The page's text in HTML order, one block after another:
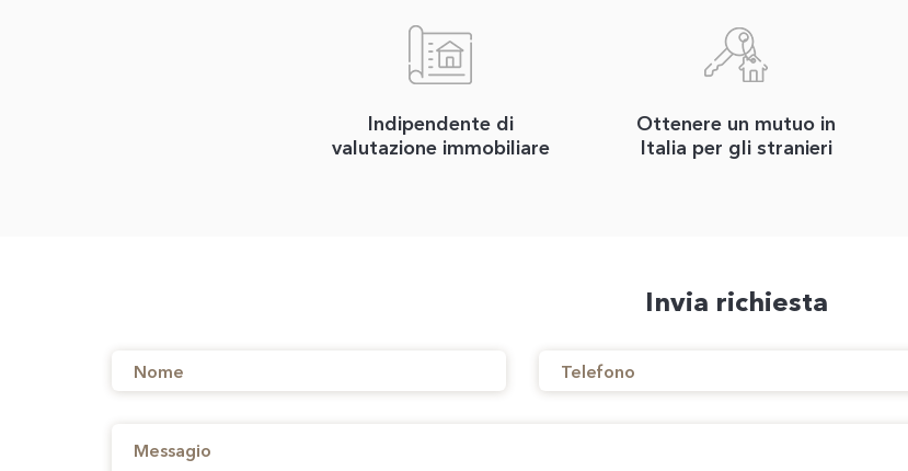
Indipendente di
valutazione immobiliare
Ottenere un mutuo in
Italia per gli stranieri
Invia richiesta